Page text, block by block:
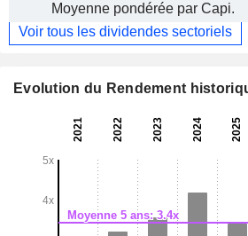
Moyenne pondérée par Capi.
Voir tous les dividendes sectoriels
Evolution du Rendement